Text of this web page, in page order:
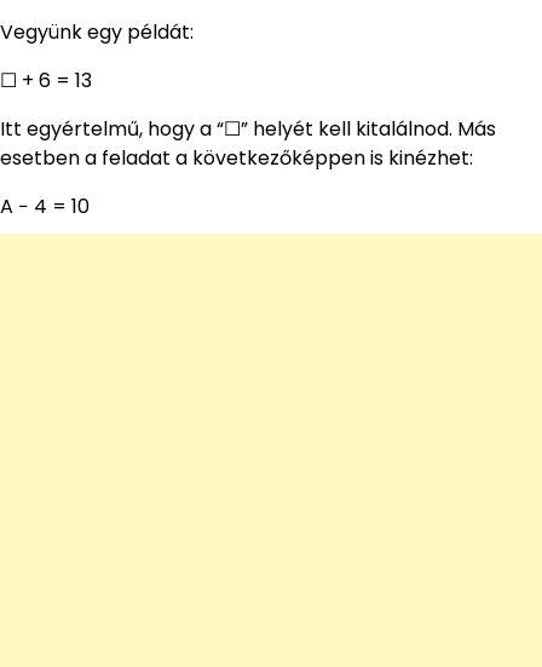
Vegyünk egy példát:
☐ + 6 = 13
Itt egyértelmű, hogy a “☐” helyét kell kitalálnod. Más
esetben a feladat a következőképpen is kinézhet:
A − 4 = 10